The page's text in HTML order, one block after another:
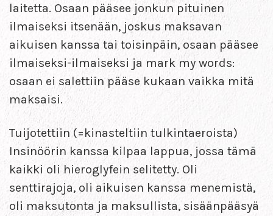
laitetta. Osaan pääsee jonkun pituinen
ilmaiseksi itsenään, joskus maksavan
aikuisen kanssa tai toisinpäin, osaan pääsee
ilmaiseksi-ilmaiseksi ja mark my words:
osaan ei salettiin pääse kukaan vaikka mitä
maksaisi.
Tuijotettiin (=kinasteltiin tulkintaeroista)
Insinöörin kanssa kilpaa lappua, jossa tämä
kaikki oli hieroglyfein selitetty. Oli
senttirajoja, oli aikuisen kanssa menemistä,
oli maksutonta ja maksullista, sisäänpääsyä